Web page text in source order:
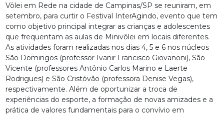
Vôlei em Rede na cidade de Campinas/SP se reuniram, em
setembro, para curtir o Festival InterAgindo, evento que tem
como objetivo principal integrar as crianças e adolescentes
que frequentam as aulas de Minivôlei em locais diferentes.
As atividades foram realizadas nos dias 4, 5 e 6 nos núcleos
São Domingos (professor Ivanir Francisco Giovanoni), São
Vicente (professores Antônio Carlos Marino e Laerte
Rodrigues) e São Cristóvão (professora Denise Vegas),
respectivamente. Além de oportunizar a troca de
experiências do esporte, a formação de novas amizades e a
prática de valores fundamentais para o convívio em